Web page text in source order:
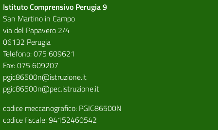
Istituto Comprensivo Perugia 9
San Martino in Campo
via del Papavero 2/4
06132 Perugia
Telefono: 075 609621
Fax: 075 609207
pgic86500n@istruzione.it
pgic86500n@pec.istruzione.it
codice meccanografico: PGIC86500N
codice fiscale: 94152460542